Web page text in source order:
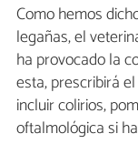
Como hemos
legañas, el
ha provocado la
esta, prescribirá
incluir colirios,
oftalmológica si